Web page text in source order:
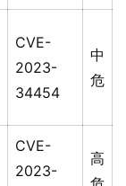
CVE-
2023-
34454
中
危
CVE-
2023-
高